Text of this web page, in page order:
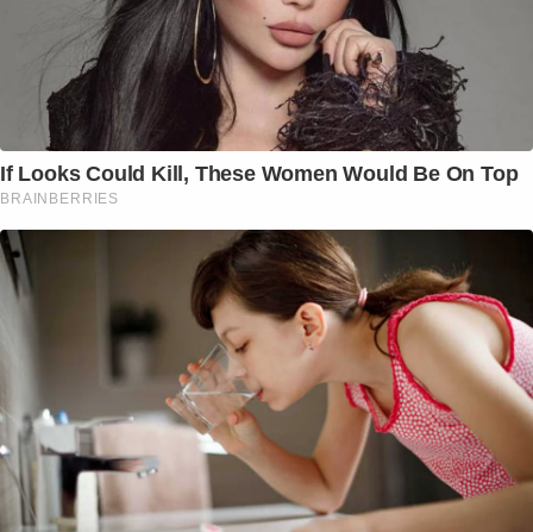
If Looks Could Kill, These Women Would Be On Top
BRAINBERRIES